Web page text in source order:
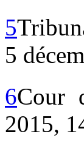
5
5
6Cour
2015,